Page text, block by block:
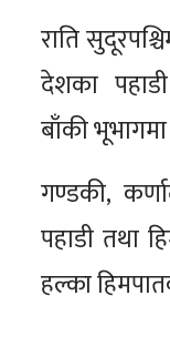
राति
देशका
बाँकी
गण्डकी,
पहाडी तथा
हल्का